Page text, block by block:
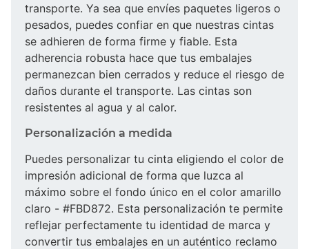
transporte. Ya sea que envíes paquetes ligeros o
pesados, puedes confiar en que nuestras cintas
se adhieren de forma firme y fiable. Esta
adherencia robusta hace que tus embalajes
permanezcan bien cerrados y reduce el riesgo de
daños durante el transporte. Las cintas son
resistentes al agua y al calor.
Personalización a medida
Puedes personalizar tu cinta eligiendo el color de
impresión adicional de forma que luzca al
máximo sobre el fondo único en el color amarillo
claro - #FBD872. Esta personalización te permite
reflejar perfectamente tu identidad de marca y
convertir tus embalajes en un auténtico reclamo